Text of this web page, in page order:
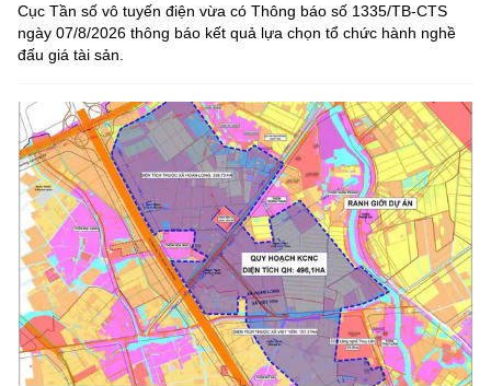
Cục Tần số vô tuyến điện vừa có Thông báo số 1335/TB-CTS
ngày 07/8/2026 thông báo kết quả lựa chọn tổ chức hành nghề
đấu giá tài sản.